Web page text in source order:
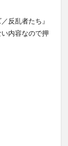
反乱者たち』
内容なので押